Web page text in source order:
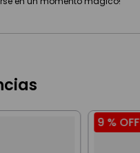
9 % OFF